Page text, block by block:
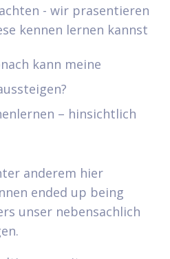
- wir prasentieren
kennen lernen kannst
kann meine
– hinsichtlich
anderem hier
ended up being
unser nebensachlich